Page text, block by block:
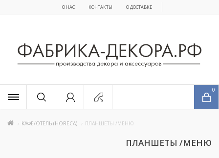
О НАС КОНТАКТЫ О ДОСТАВКЕ
0
КАФЕ/ОТЕЛЬ (HORECA) ПЛАНШЕТЫ /МЕНЮ
ПЛАНШЕТЫ /МЕНЮ